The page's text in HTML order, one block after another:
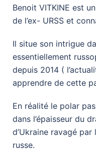
Benoit VITKINE est
de l’ex- URSS et
Il situe son intrigue
essentiellement
depuis 2014 (
apprendre de cette
En réalité le polar
dans l’épaisseur du
d’Ukraine ravagé
russe.